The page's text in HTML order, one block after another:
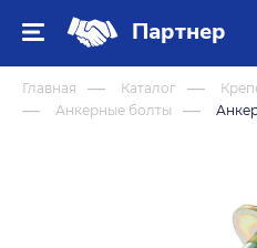
Партнер
Главная Каталог
Анкерные болты